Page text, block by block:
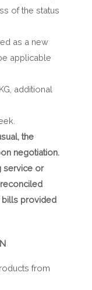
of the status
as a new
applicable
additional
the
negotiation.
service or
bills provided
from